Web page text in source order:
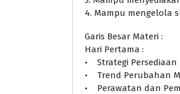
4. Mampu mengelola
Garis Besar Materi :
Hari Pertama :
• Strategi Persediaan
• Trend Perubahan
• Perawatan dan